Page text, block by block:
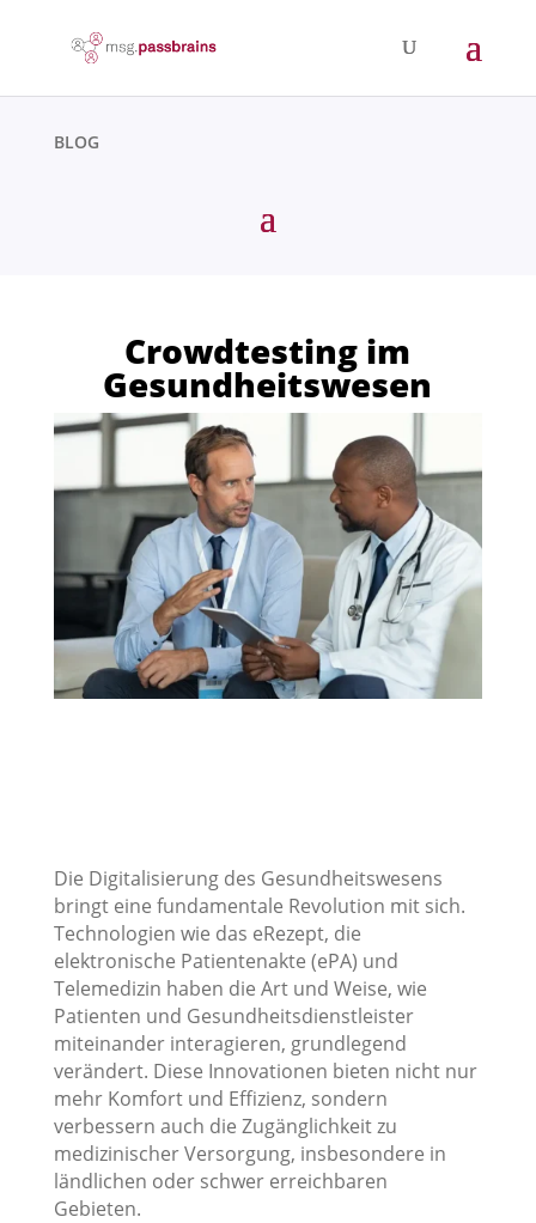
BLOG
Crowdtesting im
Gesundheitswesen
Die Digitalisierung des Gesundheitswesens
bringt eine fundamentale Revolution mit sich.
Technologien wie das eRezept, die
elektronische Patientenakte (ePA) und
Telemedizin haben die Art und Weise, wie
Patienten und Gesundheitsdienstleister
miteinander interagieren, grundlegend
verändert. Diese Innovationen bieten nicht nur
mehr Komfort und Effizienz, sondern
verbessern auch die Zugänglichkeit zu
medizinischer Versorgung, insbesondere in
ländlichen oder schwer erreichbaren
Gebieten.